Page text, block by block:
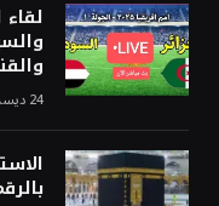
24 ديسمبر، 2025